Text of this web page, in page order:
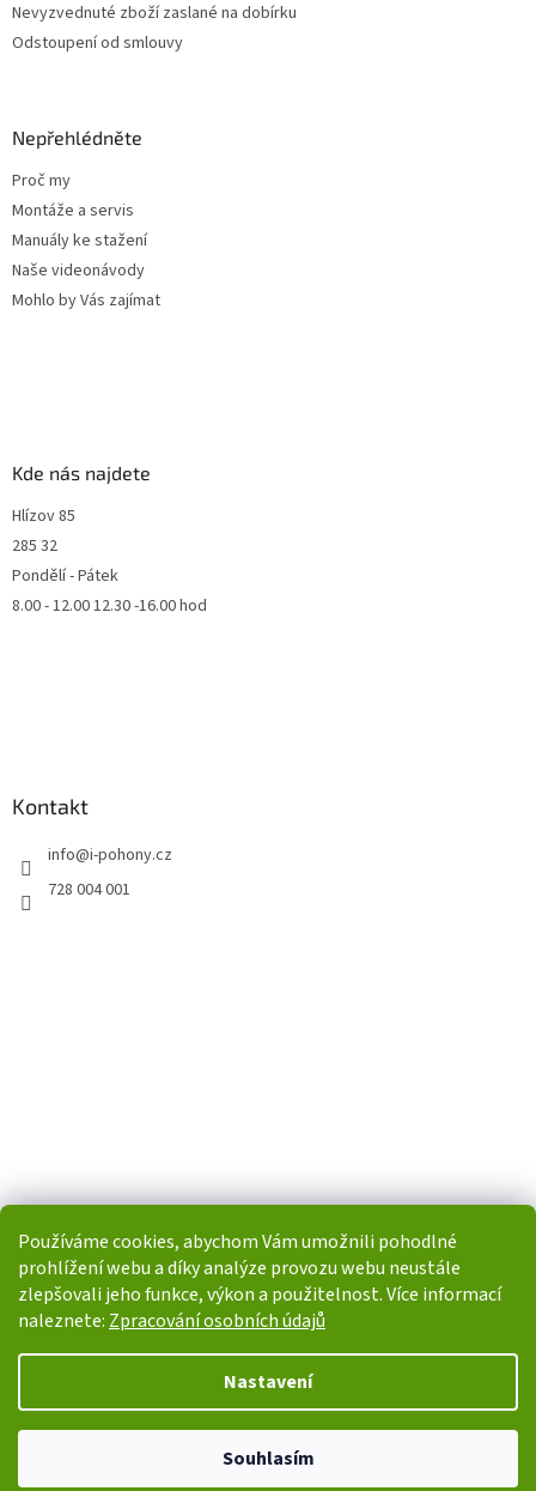
Používáme cookies, abychom Vám umožnili pohodlné
prohlížení webu a díky analýze provozu webu neustále
zlepšovali jeho funkce, výkon a použitelnost. Více informací
naleznete: Zpracování osobních údajů
Nastavení
Souhlasím
Nevyzvednuté zboží zaslané na dobírku
Odstoupení od smlouvy
Nepřehlédněte
Proč my
Montáže a servis
Manuály ke stažení
Naše videonávody
Mohlo by Vás zajímat
Kde nás najdete
Hlízov 85
285 32
Pondělí - Pátek
8.00 - 12.00 12.30 -16.00 hod
Kontakt
info@i-pohony.cz
728 004 001
Copyright 2026i-POHONY.cz. Všechna práva vyhrazena.Upravit
nastavení cookies